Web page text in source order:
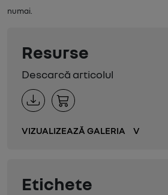
numai.
Resurse
Descarcă articolul
VIZUALIZEAZĂ GALERIA V
Etichete